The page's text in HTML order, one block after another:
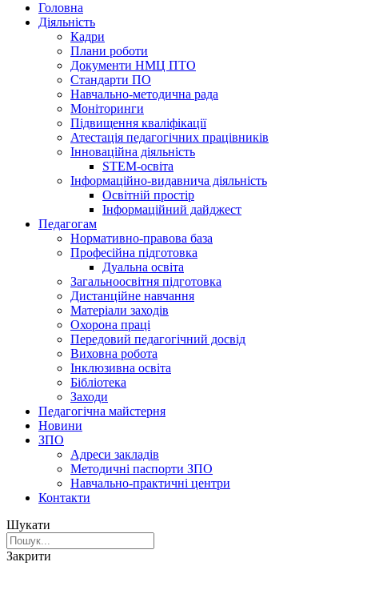
Головна
Діяльність
Кадри
Плани роботи
Документи НМЦ ПТО
Стандарти ПО
Навчально-методична рада
Моніторинги
Підвищення кваліфікації
Атестація педагогічних працівників
Інноваційна діяльність
STEM-освіта
Інформаційно-видавнича діяльність
Освітній простір
Інформаційний дайджест
Педагогам
Нормативно-правова база
Професійна підготовка
Дуальна освіта
Загальноосвітня підготовка
Дистанційне навчання
Матеріали заходів
Охорона праці
Передовий педагогічний досвід
Виховна робота
Інклюзивна освіта
Бібліотека
Заходи
Педагогічна майстерня
Новини
ЗПО
Адреси закладів
Методичні паспорти ЗПО
Навчально-практичні центри
Контакти
Шукати
Закрити